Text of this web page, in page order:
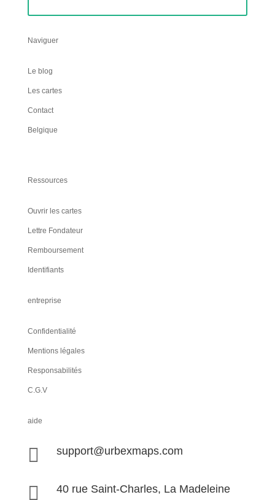
Naviguer
Le blog
Les cartes
Contact
Belgique
Ressources
Ouvrir les cartes
Lettre Fondateur
Remboursement
Identifiants
entreprise
Confidentialité
Mentions légales
Responsabilités
C.G.V
aide
 support@urbexmaps.com
 40 rue Saint-Charles, La Madeleine